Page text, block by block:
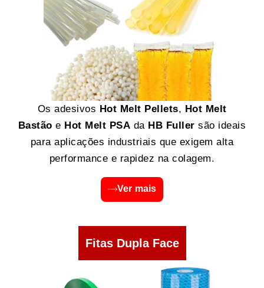
Os adesivos Hot Melt Pellets, Hot Melt
Bastão e Hot Melt PSA da HB Fuller são ideais
para aplicações industriais que exigem alta
performance e rapidez na colagem.
Ver mais
Fitas Dupla Face